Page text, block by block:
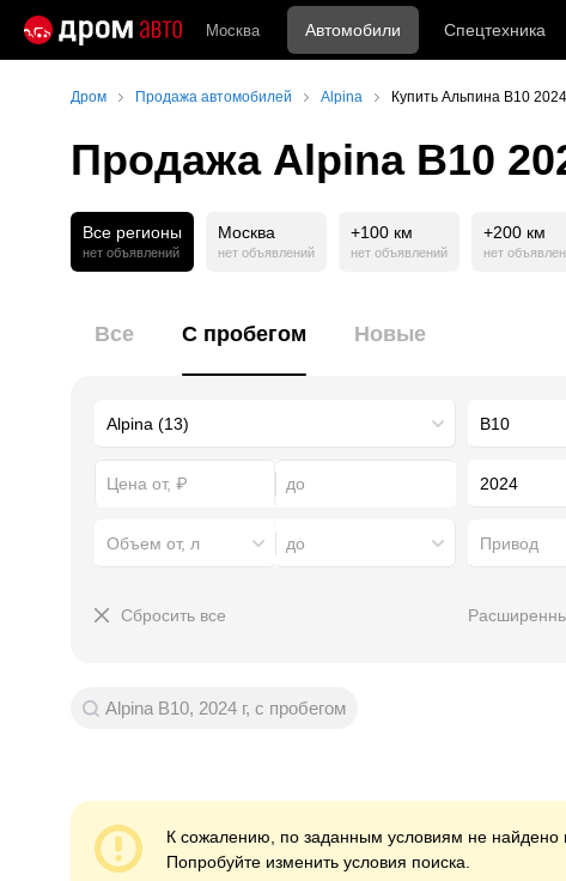
Москва Автомобили Спецтехника
Дром Продажа автомобилей Alpina Купить Альпина В10
Продажа Alpina B10
Все регионы
нет объявлений
Москва
нет объявлений
+100 км
нет объявлений
+200 км
нет
Все С пробегом Новые
2024
Объем от, л до Привод
Сбросить все
Alpina B10, 2024 г, с пробегом
К сожалению, по заданным условиям не найдено
Попробуйте изменить условия поиска.